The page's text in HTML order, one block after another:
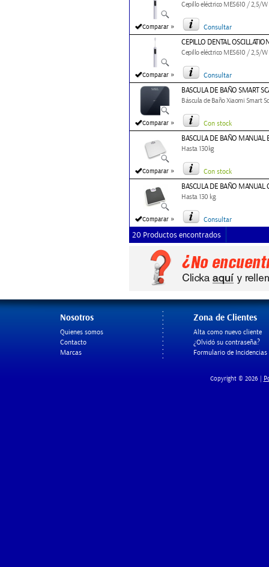
Comparar »
Cepillo eléctrico MES610 / 2,5/
Consultar
Comparar »
CEPILLO DENTAL
Cepillo eléctrico MES610 / 2,5/
Consultar
Comparar »
BASCULA DE BAÑO SMART
Báscula de Baño Xiaomi Smart
Con stock
Comparar »
BASCULA DE BAÑO MANUAL
Hasta 130kg
Con stock
Comparar »
BASCULA DE BAÑO MANUAL
Hasta 130 kg.
Consultar
20 Productos encontrados
Nosotros
Quienes somos
Contacto
Marcas
Zona de Clientes
Alta como nuevo cliente
¿Olvidó su contraseña?
Formulario de Incidencias
Copyright © 2026 |